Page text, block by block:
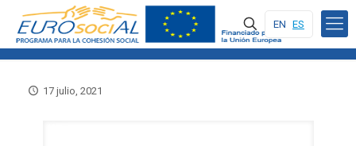
EN ES
17 julio, 2021